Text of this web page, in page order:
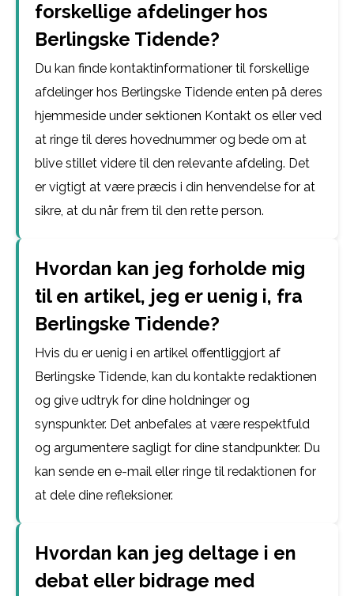
forskellige afdelinger hos
Berlingske Tidende?
Du kan finde kontaktinformationer til forskellige
afdelinger hos Berlingske Tidende enten på deres
hjemmeside under sektionen Kontakt os eller ved
at ringe til deres hovednummer og bede om at
blive stillet videre til den relevante afdeling. Det
er vigtigt at være præcis i din henvendelse for at
sikre, at du når frem til den rette person.
Hvordan kan jeg forholde mig
til en artikel, jeg er uenig i, fra
Berlingske Tidende?
Hvis du er uenig i en artikel offentliggjort af
Berlingske Tidende, kan du kontakte redaktionen
og give udtryk for dine holdninger og
synspunkter. Det anbefales at være respektfuld
og argumentere sagligt for dine standpunkter. Du
kan sende en e-mail eller ringe til redaktionen for
at dele dine refleksioner.
Hvordan kan jeg deltage i en
debat eller bidrage med